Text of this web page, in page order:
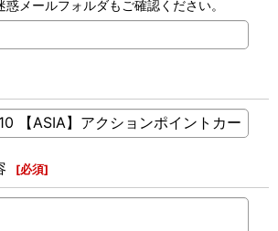
メールフォルダもご確認ください。
[必須]